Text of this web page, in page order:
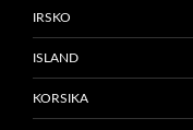
IRSKO
ISLAND
KORSIKA